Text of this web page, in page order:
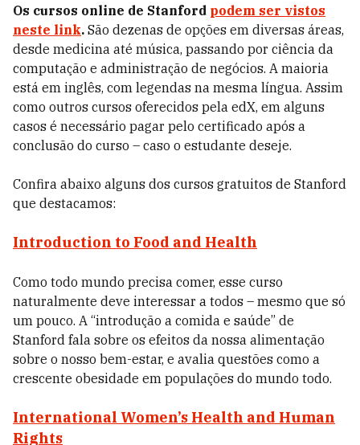
Os cursos online de Stanford podem ser vistos
neste link. São dezenas de opções em diversas áreas,
desde medicina até música, passando por ciência da
computação e administração de negócios. A maioria
está em inglês, com legendas na mesma língua. Assim
como outros cursos oferecidos pela edX, em alguns
casos é necessário pagar pelo certificado após a
conclusão do curso – caso o estudante deseje.
Confira abaixo alguns dos cursos gratuitos de Stanford
que destacamos:
Introduction to Food and Health
Como todo mundo precisa comer, esse curso
naturalmente deve interessar a todos – mesmo que só
um pouco. A “introdução a comida e saúde” de
Stanford fala sobre os efeitos da nossa alimentação
sobre o nosso bem-estar, e avalia questões como a
crescente obesidade em populações do mundo todo.
International Women’s Health and Human
Rights